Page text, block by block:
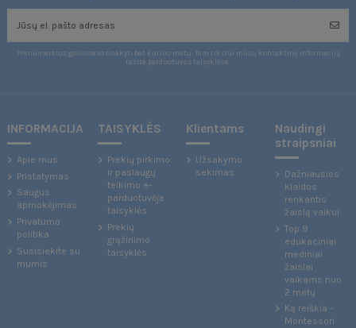
Prenumeratos galėsite atsisakyti bet kuriuo metu. Tam tikslui mūsų kontaktinę informaciją
rasite parduotuvės taisyklėse.
INFORMACIJA
Apie mus
Pristatymas
Saugus
apmokėjimas
Privatumo
politika
Susisiekite su
mumis
TAISYKLĖS
Prekių pirkimo
ir paslaugų
teikimo e-
parduotuvėje
taisyklės
Prekių
grąžinimo
taisyklės
Klientams
Užsakymo
sekimas
Naudingi
straipsniai
Dažniausios
klaidos
renkantis
žaislą vaikui
Top 9
edukaciniai
mediniai
žaislai
vaikams nuo
2 metų
Ką reiškia -
Montessori